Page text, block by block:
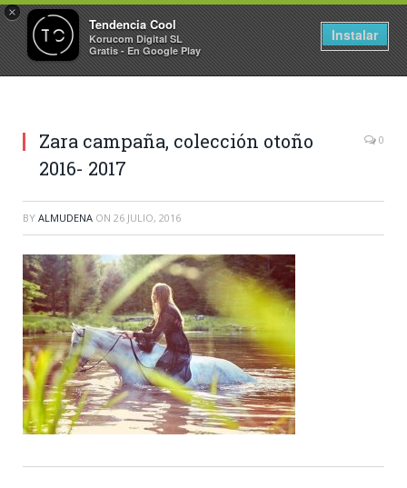
×
Tendencia Cool
Korucom Digital SL
Gratis - En Google Play
Instalar
Zara campaña, colección otoño
2016- 2017
0
BY ALMUDENA ON 26 JULIO, 2016